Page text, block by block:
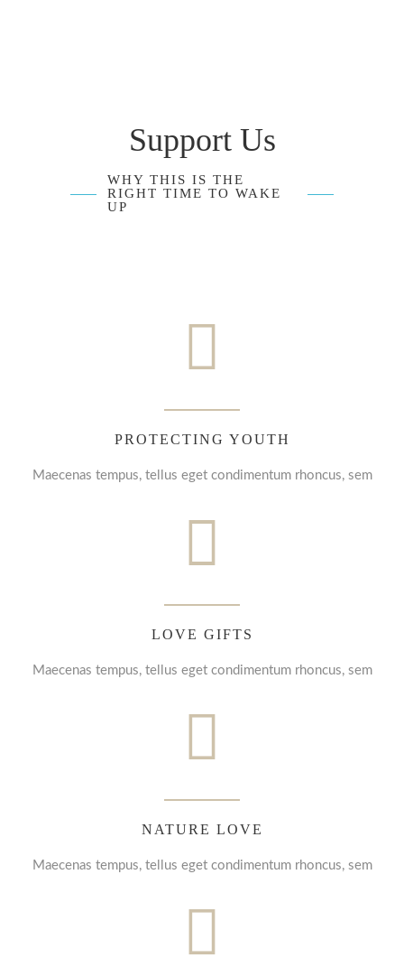
Support Us
WHY THIS IS THE
RIGHT TIME TO WAKE
UP
PROTECTING YOUTH
Maecenas tempus, tellus eget condimentum rhoncus, sem
LOVE GIFTS
Maecenas tempus, tellus eget condimentum rhoncus, sem
NATURE LOVE
Maecenas tempus, tellus eget condimentum rhoncus, sem